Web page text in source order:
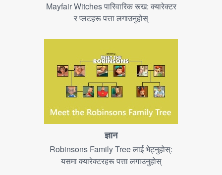
Mayfair Witches पारिवारिक रूख: क्यारेक्टर
र प्लटहरू पत्ता लगाउनुहोस्
ज्ञान
Robinsons Family Tree लाई भेट्नुहोस्:
यसमा क्यारेक्टरहरू पत्ता लगाउनुहोस्